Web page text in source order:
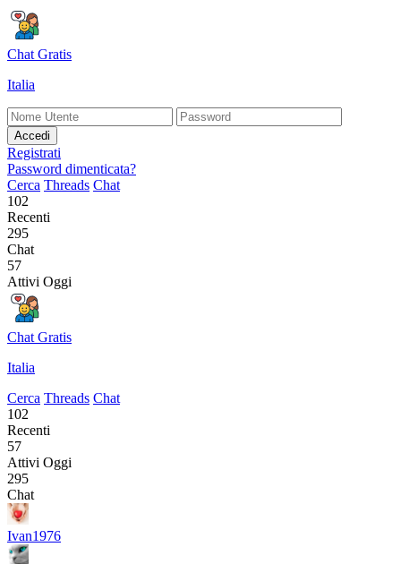
Chat Gratis
Italia
Accedi
Registrati
Password dimenticata?
Cerca Threads Chat
102
Recenti
295
Chat
57
Attivi Oggi
Chat Gratis
Italia
Cerca Threads Chat
102
Recenti
57
Attivi Oggi
295
Chat
Ivan1976